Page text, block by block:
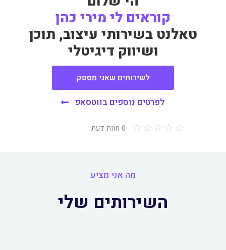
קוראים לי מירי כהן
טאלנט בשירותי עיצוב, תוכן
ושיווק דיגיטלי
לשירותים שאני מספק
לפרטים נוספים בווטסאפ
☆
☆
☆
☆
☆ 0 חוות דעת
מה אני מציע
השירותים שלי